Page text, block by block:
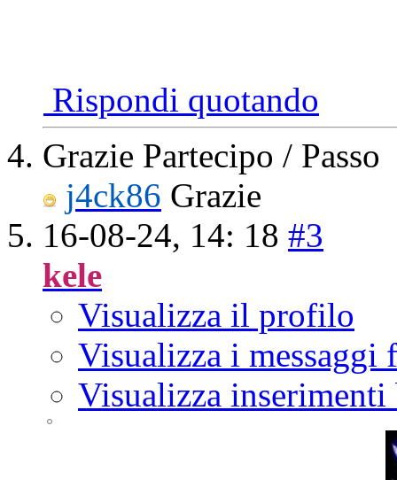
Rispondi quotando
Grazie Partecipo / Passo
j4ck86 Grazie
16-08-24, 14: 18 #3
kele
Visualizza il profilo
Visualizza i messaggi
Visualizza inserimenti